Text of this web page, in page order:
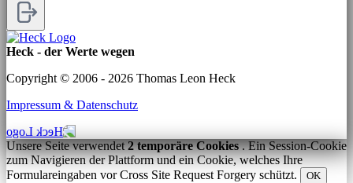
Heck - der Werte wegen
Copyright © 2006 - 2026 Thomas Leon Heck
Impressum & Datenschutz
Unsere Seite verwendet2 temporäre Cookies. Ein Session-Cookie
zum Navigieren der Plattform und ein Cookie, welches Ihre
Formulareingaben vor Cross Site Request Forgery schützt.
OK